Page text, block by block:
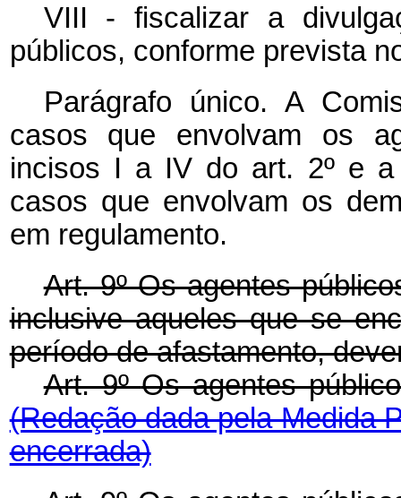
VIII - fiscalizar a
públicos, conforme prevista
Parágrafo único. A
casos que envolvam os
incisos I a IV do art. 2º e a
casos que envolvam os
em regulamento.
Art. 9º Os agentes
inclusive aqueles que se
período de afastamento,
Art. 9ºOs agentes
(Redação dada pela Medida
encerrada)